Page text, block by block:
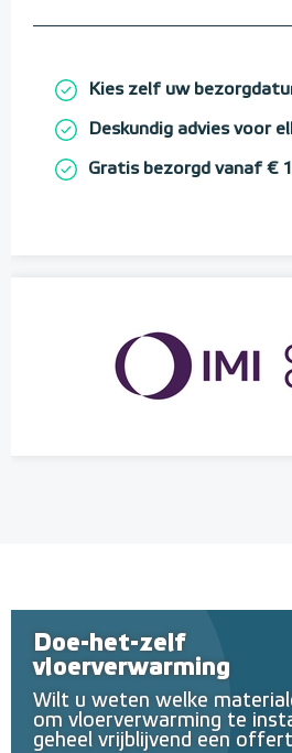
Kies zelf uw
Deskundig advies voor
Gratis bezorgd vanaf €
Doe-het-zelf
vloerverwarming
Wilt u weten welke
om vloerverwarming te
geheel vrijblijvend een